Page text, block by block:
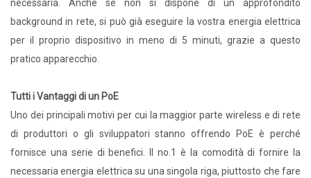
necessaria. Anche se non si dispone di un approfondito
background in rete, si può già eseguire la vostra energia elettrica
per il proprio dispositivo in meno di 5 minuti, grazie a questo
pratico apparecchio.
Tutti i Vantaggi di un PoE
Uno dei principali motivi per cui la maggior parte wireless e di rete
di produttori o gli sviluppatori stanno offrendo PoE è perché
fornisce una serie di benefici. Il no.1 è la comodità di fornire la
necessaria energia elettrica su una singola riga, piuttosto che fare